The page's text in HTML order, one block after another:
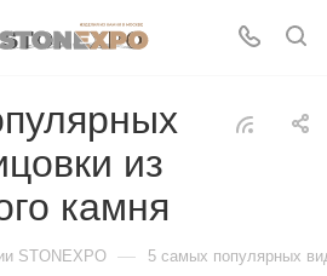
из
камня
STONEXPO — 5 самых популярных